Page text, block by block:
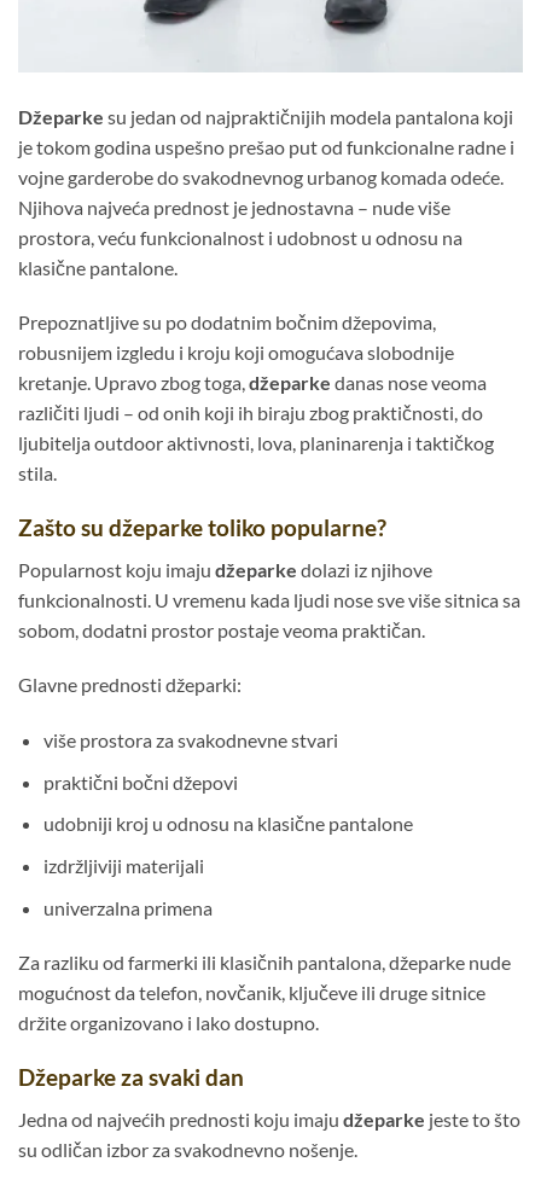
Džeparke su jedan od najpraktičnijih modela pantalona koji
je tokom godina uspešno prešao put od funkcionalne radne i
vojne garderobe do svakodnevnog urbanog komada odeće.
Njihova najveća prednost je jednostavna – nude više
prostora, veću funkcionalnost i udobnost u odnosu na
klasične pantalone.
Prepoznatljive su po dodatnim bočnim džepovima,
robusnijem izgledu i kroju koji omogućava slobodnije
kretanje. Upravo zbog toga,džeparke danas nose veoma
različiti ljudi – od onih koji ih biraju zbog praktičnosti, do
ljubitelja outdoor aktivnosti, lova, planinarenja i taktičkog
stila.
Zašto su džeparke toliko popularne?
Popularnost koju imaju džeparke dolazi iz njihove
funkcionalnosti. U vremenu kada ljudi nose sve više sitnica sa
sobom, dodatni prostor postaje veoma praktičan.
Glavne prednosti džeparki:
više prostora za svakodnevne stvari
praktični bočni džepovi
udobniji kroj u odnosu na klasične pantalone
izdržljiviji materijali
univerzalna primena
Za razliku od farmerki ili klasičnih pantalona, džeparke nude
mogućnost da telefon, novčanik, ključeve ili druge sitnice
držite organizovano i lako dostupno.
Džeparke za svaki dan
Jedna od najvećih prednosti koju imaju džeparke jeste to što
su odličan izbor za svakodnevno nošenje.